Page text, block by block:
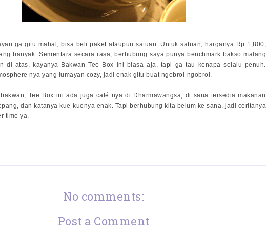
ga gitu mahal, bisa beli paket ataupun satuan. Untuk satuan, harganya Rp 1,800,
banyak. Sementara secara rasa, berhubung saya punya benchmark bakso malang
di atas, kayanya Bakwan Tee Box ini biasa aja, tapi ga tau kenapa selalu penuh.
nya yang lumayan cozy, jadi enak gitu buat ngobrol-ngobrol.
Tee Box ini ada juga café nya di Dharmawangsa, di sana tersedia makanan
dan katanya kue-kuenya enak. Tapi berhubung kita belum ke sana, jadi ceritanya
time ya.
No comments:
Post a Comment